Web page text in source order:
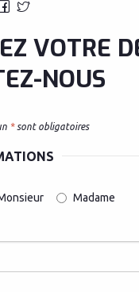
VOTRE
NOUS
*sont obligatoires
Madame